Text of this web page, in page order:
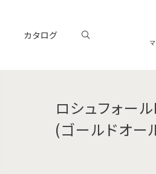
カタログ
ロシュフォー
(ゴールドオー